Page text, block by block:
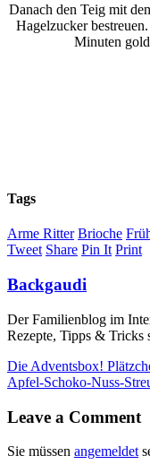
Danach den Teig mit
Hagelzucker
Minuten
Tags
Arme Ritter Brioche
Tweet Share Pin It Print
Backgaudi
Der Familienblog im
Rezepte, Tipps &
Die Adventsbox!
Apfel-Schoko-Nuss-
Leave a Comment
Sie müssen angemeldet